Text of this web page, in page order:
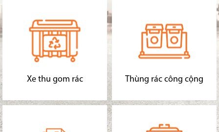
Xe thu gom rác Thùng rác công cộng